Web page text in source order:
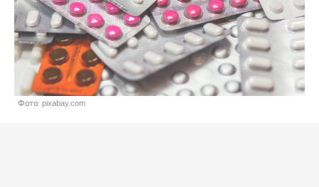
Фото: pixabay.com